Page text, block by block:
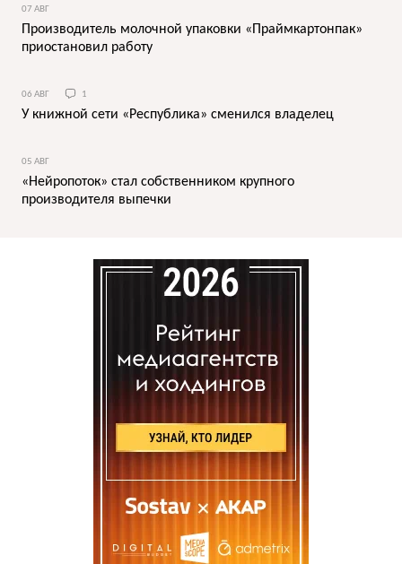
07 АВГ
Производитель молочной упаковки «Праймкартонпак»
приостановил работу
06 АВГ 1
У книжной сети «Республика» сменился владелец
05 АВГ
«Нейропоток» стал собственником крупного
производителя выпечки